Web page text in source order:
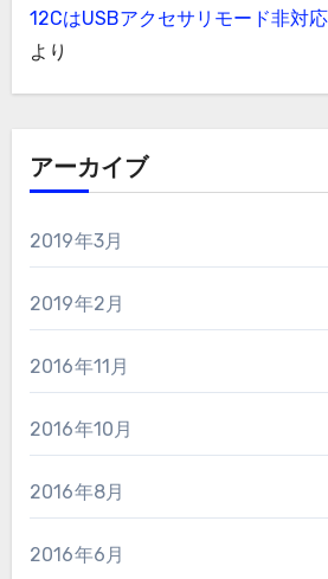
12CはUSBアクセサリモード非対
より
アーカイブ
2019年3月
2019年2月
2016年11月
2016年10月
2016年8月
2016年6月